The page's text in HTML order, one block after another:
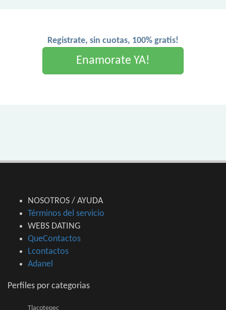
Registrate, sin cuotas, 100% gratis!
Enamorate YA!
NOSOTROS / AYUDA
Términos del servicio
WEBS DATING
QueContactos
Lcontactos
Adanel
Perfiles por categorias
Tlacotepec